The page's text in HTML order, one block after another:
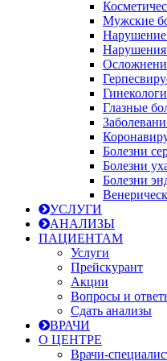
Мужские
Нарушения
Глазные
Болезни
Болезни
Болезни
УСЛУГИ
АНАЛИЗЫ
ПАЦИЕНТАМ
Услуги
Прейскурант
Акции
Вопросы и
Сдать анализы
ВРАЧИ
О ЦЕНТРЕ
Врачи-